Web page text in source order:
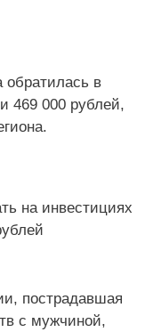
обратилась в
469 000 рублей,
пострадавшая
с мужчиной,